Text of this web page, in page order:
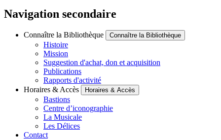
Navigation secondaire
Connaître la Bibliothèque Connaître la Bibliothèque
Histoire
Mission
Suggestion d'achat, don et acquisition
Publications
Rapports d'activité
Horaires & Accès
Horaires & Accès
Bastions
Centre d’iconographie
La Musicale
Les Délices
Contact